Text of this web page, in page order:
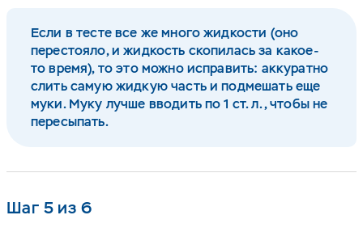
Если в тесте все же много жидкости (оно
перестояло, и жидкость скопилась за какое-
то время), то это можно исправить: аккуратно
слить самую жидкую часть и подмешать еще
муки. Муку лучше вводить по 1 ст. л., чтобы не
пересыпать.
Шаг 5 из 6